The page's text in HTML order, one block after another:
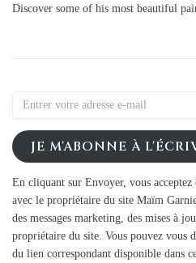
Discover some of his most beautiful
JE M'ABONNE À
En cliquant sur Envoyer, vous
avec le propriétaire du site Maïm
des messages marketing, des mises à
propriétaire du site. Vous pouvez vous
du lien correspondant disponible dans